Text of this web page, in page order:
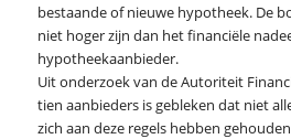
bestaande of nieuwe hypotheek. De
niet hoger zijn dan het financiële
hypotheekaanbieder.
Uit onderzoek van de Autoriteit
tien aanbieders is gebleken dat niet
zich aan deze regels hebben